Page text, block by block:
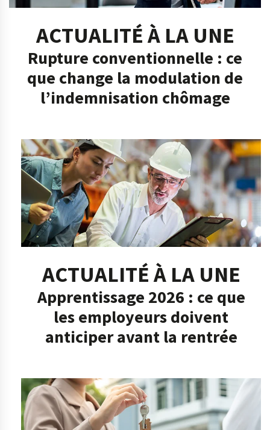
ACTUALITÉ À LA UNE
Rupture conventionnelle : ce
que change la modulation de
l’indemnisation chômage
ACTUALITÉ À LA UNE
Apprentissage 2026 : ce que
les employeurs doivent
anticiper avant la rentrée